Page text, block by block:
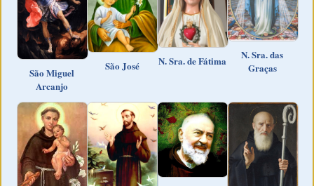
São Miguel
Arcanjo
São José N. Sra. de Fátima
N. Sra. das
Graças